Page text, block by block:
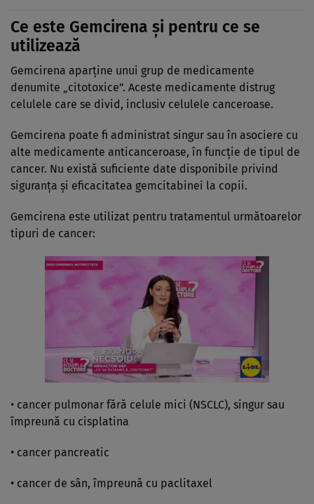
Ce este Gemcirena şi pentru ce se
utilizează
Gemcirena aparţine unui grup de medicamente
denumite „citotoxice”. Aceste medicamente distrug
celulele care se divid, inclusiv celulele canceroase.
Gemcirena poate fi administrat singur sau în asociere cu
alte medicamente anticanceroase, în funcţie de tipul de
cancer. Nu există suficiente date disponibile privind
siguranţa şi eficacitatea gemcitabinei la copii.
Gemcirena este utilizat pentru tratamentul următoarelor
tipuri de cancer:
• cancer pulmonar fără celule mici (NSCLC), singur sau
împreună cu cisplatina
• cancer pancreatic
• cancer de sân, împreună cu paclitaxel